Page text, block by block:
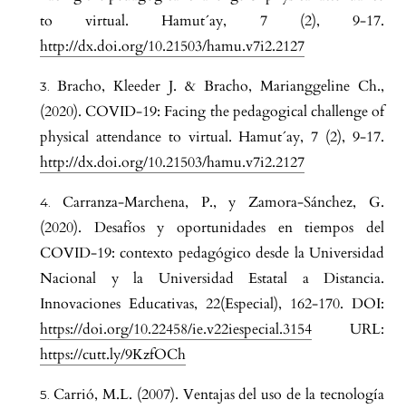
to virtual. Hamut´ay, 7 (2), 9-17.
http://dx.doi.org/10.21503/hamu.v7i2.2127
Bracho, Kleeder J. & Bracho, Marianggeline Ch.,
(2020). COVID-19: Facing the pedagogical challenge of
physical attendance to virtual. Hamut´ay, 7 (2), 9-17.
http://dx.doi.org/10.21503/hamu.v7i2.2127
Carranza-Marchena, P., y Zamora-Sánchez, G.
(2020). Desafíos y oportunidades en tiempos del
COVID-19: contexto pedagógico desde la Universidad
Nacional y la Universidad Estatal a Distancia.
Innovaciones Educativas, 22(Especial), 162-170. DOI:
https://doi.org/10.22458/ie.v22iespecial.3154 URL:
https://cutt.ly/9KzfOCh
Carrió, M.L. (2007). Ventajas del uso de la tecnología